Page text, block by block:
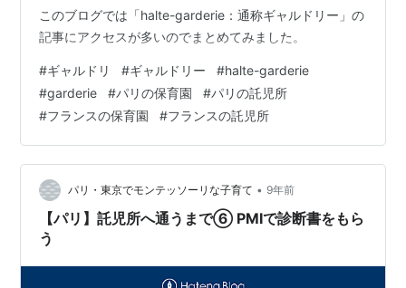
このブログでは「halte-garderie：通称ギャルドリー」の
記事にアクセスが多いのでまとめてみました。
#ギャルドリ #ギャルドリー #halte-garderie
#garderie #パリの保育園 #パリの託児所
#フランスの保育園 #フランスの託児所
パリ・東京でモンテッソーリな子育て • 9年前
【パリ】託児所へ通うまで⑥ PMIで診断書をもら
う